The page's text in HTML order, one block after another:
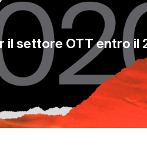
il settore OTT entro il